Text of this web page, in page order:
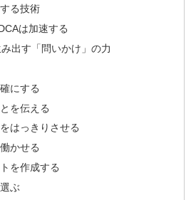
る技術
は加速する
出す「問いかけ」の力
にする
を伝える
はっきりさせる
かせる
を作成する
ぶ